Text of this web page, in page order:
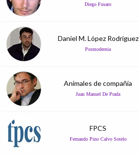
Diego Fusaro
Daniel M. López Rodríguez
Posmodernia
Animales de compañía
Juan Manuel De Prada
FPCS
Fernando Pino Calvo Sotelo